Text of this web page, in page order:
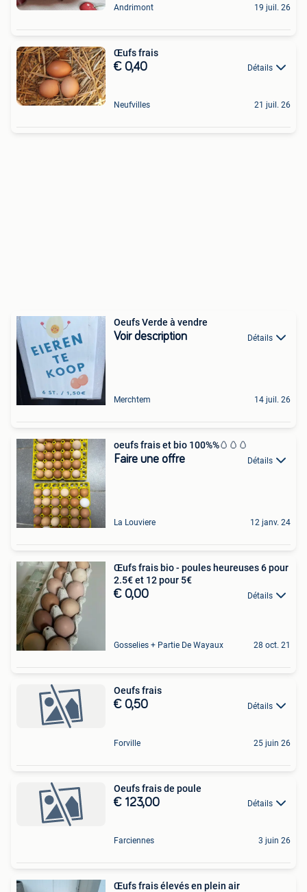
Andrimont 19 juil. 26
Œufs frais
€ 0,40 Détails
Neufvilles 21 juil. 26
Oeufs Verde à vendre
Voir description Détails
Merchtem 14 juil. 26
oeufs frais et bio 100%%🥚🥚🥚
Faire une offre Détails
La Louviere 12 janv. 24
Œufs frais bio - poules heureuses 6 pour
2.5€ et 12 pour 5€
€ 0,00 Détails
Gosselies + Partie De Wayaux 28 oct. 21
Oeufs frais
€ 0,50 Détails
Forville 25 juin 26
Oeufs frais de poule
€ 123,00 Détails
Farciennes 3 juin 26
Œufs frais élevés en plein air